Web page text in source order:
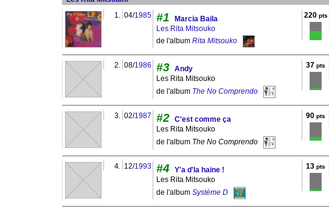
1.
04/1985 #1
Marcia Baila
Les Rita Mitsouko
de l'album Rita Mitsouko
220pts
2. 08/1986 #3 Andy
Les Rita Mitsouko
de l'album The No Comprendo
37 pts
3. 02/1987 #2 C'est comme ça
Les Rita Mitsouko
de l'album The No Comprendo
90 pts
4. 12/1993 #4 Y'a d'la haine !
Les Rita Mitsouko
de l'album Système D
13 pts